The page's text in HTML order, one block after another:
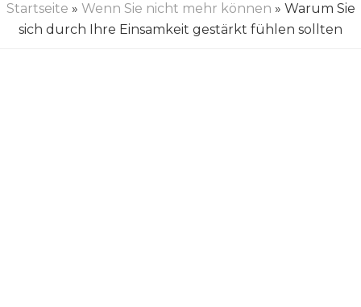
Startseite » Wenn Sie nicht mehr können » Warum Sie
sich durch Ihre Einsamkeit gestärkt fühlen sollten